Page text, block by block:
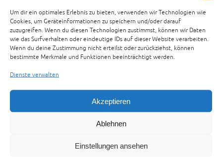
Um dir ein optimales Erlebnis zu bieten, verwenden wir Technologien wie
Cookies, um Geräteinformationen zu speichern und/oder darauf
zuzugreifen. Wenn du diesen Technologien zustimmst, können wir Daten
wie das Surfverhalten oder eindeutige IDs auf dieser Website verarbeiten.
Wenn du deine Zustimmung nicht erteilst oder zurückziehst, können
bestimmte Merkmale und Funktionen beeinträchtigt werden.
Dienste verwalten
Akzeptieren
Ablehnen
Einstellungen ansehen
NOS* Original CHAPPY Yamaha LB50-LB80 Lenker
Original Teil Nr. : 2T5-2611-00
*Lagerspuren möglich
Artikelnummer:
YAMAHA ERSATZTEILE
Zusätzliche Informationen